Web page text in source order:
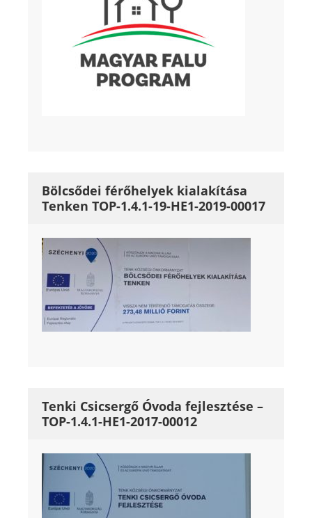
Bölcsődei férőhelyek kialakítása
Tenken TOP-1.4.1-19-HE1-2019-00017
Tenki Csicsergő Óvoda fejlesztése –
TOP-1.4.1-HE1-2017-00012